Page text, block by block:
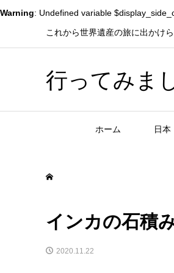
Warning: Undefined variable
これから世界遺産の旅に出かけ
行ってみま
ホーム 日本
インカの石積
2020.11.22